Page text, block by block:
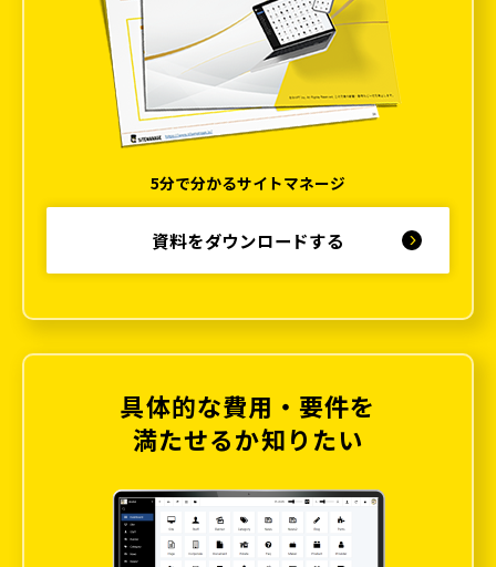
5分で分かるサイトマネージ
資料をダウンロードする
具体的な費用・要件を
満たせるか知りたい